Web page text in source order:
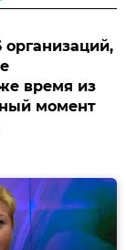
организаций,
время из
момент